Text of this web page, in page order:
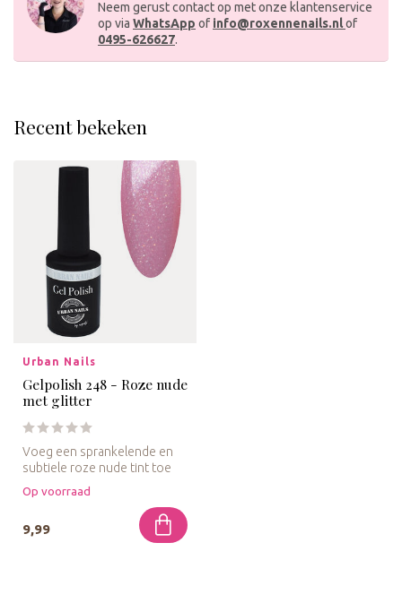
Neem gerust contact op met onze klantenservice
op via WhatsApp of info@roxennenails.nlof
0495-626627.
Recent bekeken
Urban Nails
Gelpolish 248 - Roze nude
met glitter
Voeg een sprankelende en
subtiele roze nude tint toe
aan je nagels met Urban Nai...
Op voorraad
9,99